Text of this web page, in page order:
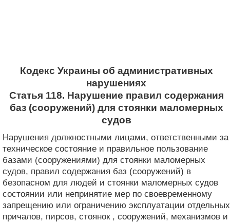
Кодекс Украины об административных
нарушениях
Статья 118. Нарушение правил содержания
баз (сооружений) для стоянки маломерных
судов
Нарушения должностными лицами, ответственными за
техническое состояние и правильное пользование
базами (сооружениями) для стоянки маломерных
судов, правил содержания баз (сооружений) в
безопасном для людей и стоянки маломерных судов
состоянии или непринятие мер по своевременному
запрещению или ограничению эксплуатации отдельных
причалов, пирсов, стоянок , сооружений, механизмов и